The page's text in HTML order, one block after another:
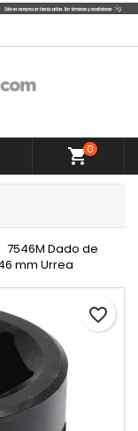
shopping_cart0
7546M Dado de
mm Urrea
favorite_border
Cancelar
en su
Cancelar